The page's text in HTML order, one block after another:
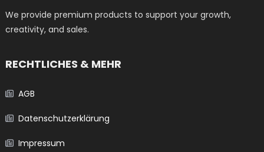
We provide premium products to support your growth,
creativity, and sales.
RECHTLICHES & MEHR
AGB
Datenschutzerklärung
Impressum